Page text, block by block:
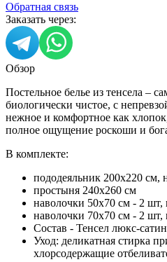
Обратная связь
Заказать через:
Обзор
Постельное белье из тенсела –
биологически чистое, с
нежное и комфортное как
полное ощущение роскоши и
В комплекте:
пододеяльник 200х220 см,
простыня 240х260 см
наволочки 50х70 см - 2 шт,
наволочки 70х70 см - 2 шт,
Состав - Тенсел люкс-
Уход: деликатная стирка
хлорсодержащие